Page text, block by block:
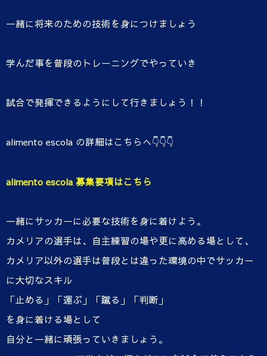
一緒に将来のための技術を身につけましょう
学んだ事を普段のトレーニングでやっていき
試合で発揮できるようにして行きましょう！！
alimento escola の詳細はこちらへ👇👇👇
alimento escola 募集要項はこちら
一緒にサッカーに必要な技術を身に着けよう。
カメリアの選手は、自主練習の場や更に高める場として、
カメリア以外の選手は普段とは違った環境の中でサッカー
に大切なスキル
「止める」「運ぶ」「蹴る」「判断」
を身に着ける場として
自分と一緒に頑張っていきましょう。